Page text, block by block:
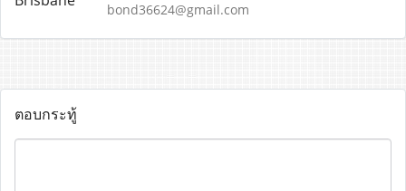
bond36624@gmail.com
ตอบกระทู้